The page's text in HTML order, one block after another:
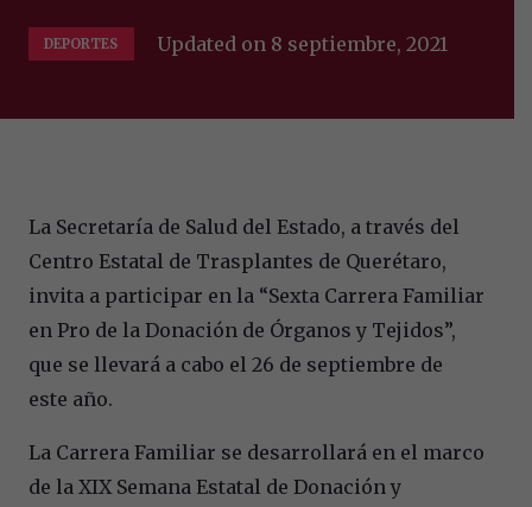
DEPORTES Updated on 8 septiembre, 2021
La Secretaría de Salud del Estado, a través del
Centro Estatal de Trasplantes de Querétaro,
invita a participar en la “Sexta Carrera Familiar
en Pro de la Donación de Órganos y Tejidos”,
que se llevará a cabo el 26 de septiembre de
este año.
La Carrera Familiar se desarrollará en el marco
de la XIX Semana Estatal de Donación y